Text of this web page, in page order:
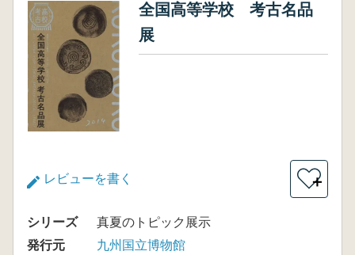
全国高等学校 考古名品
展
レビューを書く ＋
シリーズ
真夏のトピック展示
発行元
九州国立博物館